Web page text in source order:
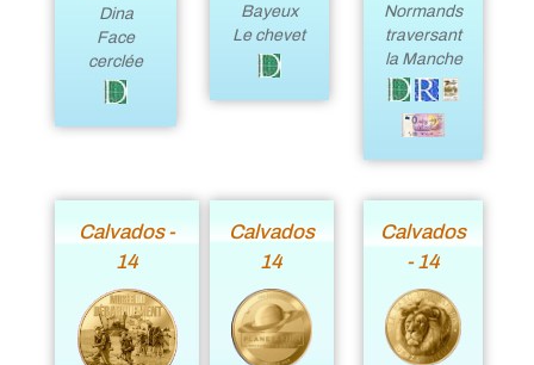
Dina
Face
cerclée
Bayeux
Le chevet
Normands
traversant
la Manche
Calvados -
14
Calvados
14
Calvados
- 14